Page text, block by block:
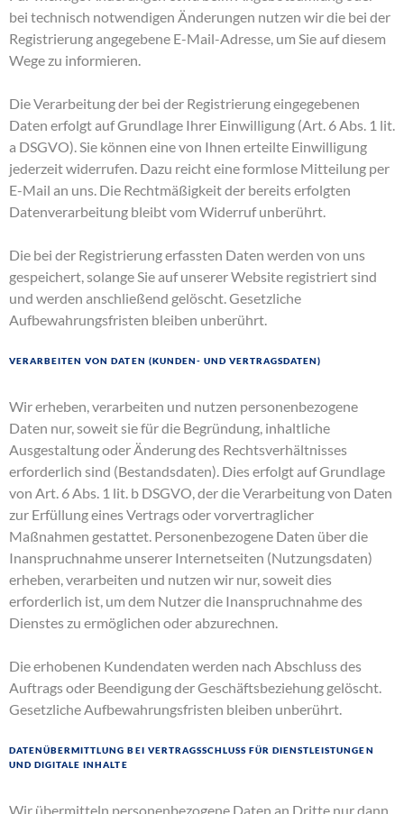
bei technisch notwendigen Änderungen nutzen wir die bei der
Registrierung angegebene E-Mail-Adresse, um Sie auf diesem
Wege zu informieren.
Die Verarbeitung der bei der Registrierung eingegebenen
Daten erfolgt auf Grundlage Ihrer Einwilligung (Art. 6 Abs. 1 lit.
a DSGVO). Sie können eine von Ihnen erteilte Einwilligung
jederzeit widerrufen. Dazu reicht eine formlose Mitteilung per
E-Mail an uns. Die Rechtmäßigkeit der bereits erfolgten
Datenverarbeitung bleibt vom Widerruf unberührt.
Die bei der Registrierung erfassten Daten werden von uns
gespeichert, solange Sie auf unserer Website registriert sind
und werden anschließend gelöscht. Gesetzliche
Aufbewahrungsfristen bleiben unberührt.
Verarbeiten von Daten (Kunden- und Vertragsdaten)
Wir erheben, verarbeiten und nutzen personenbezogene
Daten nur, soweit sie für die Begründung, inhaltliche
Ausgestaltung oder Änderung des Rechtsverhältnisses
erforderlich sind (Bestandsdaten). Dies erfolgt auf Grundlage
von Art. 6 Abs. 1 lit. b DSGVO, der die Verarbeitung von Daten
zur Erfüllung eines Vertrags oder vorvertraglicher
Maßnahmen gestattet. Personenbezogene Daten über die
Inanspruchnahme unserer Internetseiten (Nutzungsdaten)
erheben, verarbeiten und nutzen wir nur, soweit dies
erforderlich ist, um dem Nutzer die Inanspruchnahme des
Dienstes zu ermöglichen oder abzurechnen.
Die erhobenen Kundendaten werden nach Abschluss des
Auftrags oder Beendigung der Geschäftsbeziehung gelöscht.
Gesetzliche Aufbewahrungsfristen bleiben unberührt.
Datenübermittlung bei Vertragsschluss für Dienstleistungen
und digitale Inhalte
Wir übermitteln personenbezogene Daten an Dritte nur dann,